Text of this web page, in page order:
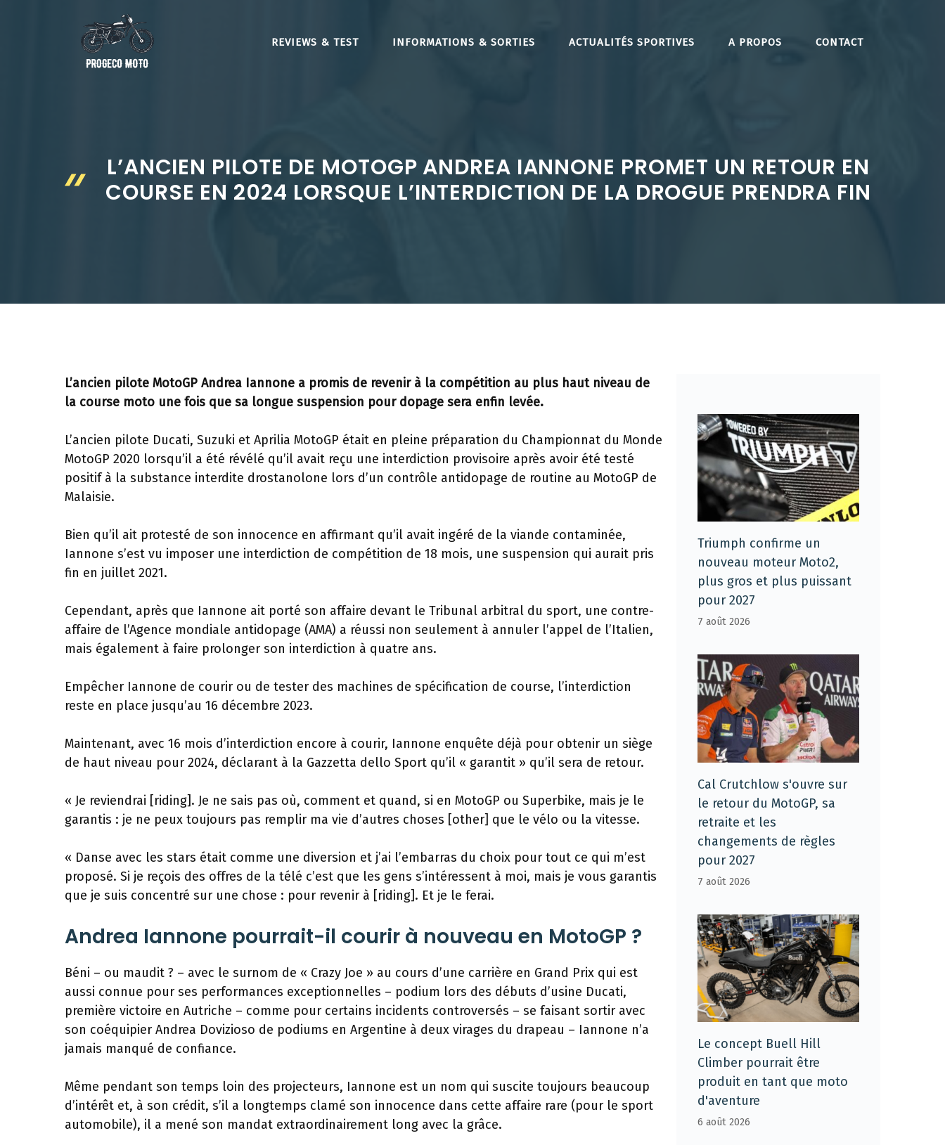
REVIEWS & TEST INFORMATIONS & SORTIES ACTUALITÉS SPORTIVES A PROPOS CONTACT
L’ANCIEN PILOTE DE MOTOGP ANDREA IANNONE PROMET UN RETOUR EN
COURSE EN 2024 LORSQUE L’INTERDICTION DE LA DROGUE PRENDRA FIN
L’ancien pilote MotoGP Andrea Iannone a promis de revenir à la compétition au plus haut niveau de
la course moto une fois que sa longue suspension pour dopage sera enfin levée.
L’ancien pilote Ducati, Suzuki et Aprilia MotoGP était en pleine préparation du Championnat du Monde
MotoGP 2020 lorsqu’il a été révélé qu’il avait reçu une interdiction provisoire après avoir été testé
positif à la substance interdite drostanolone lors d’un contrôle antidopage de routine au MotoGP de
Malaisie.
Bien qu’il ait protesté de son innocence en affirmant qu’il avait ingéré de la viande contaminée,
Iannone s’est vu imposer une interdiction de compétition de 18 mois, une suspension qui aurait pris
fin en juillet 2021.
Cependant, après que Iannone ait porté son affaire devant le Tribunal arbitral du sport, une contre-
affaire de l’Agence mondiale antidopage (AMA) a réussi non seulement à annuler l’appel de l’Italien,
mais également à faire prolonger son interdiction à quatre ans.
Empêcher Iannone de courir ou de tester des machines de spécification de course, l’interdiction
reste en place jusqu’au 16 décembre 2023.
Maintenant, avec 16 mois d’interdiction encore à courir, Iannone enquête déjà pour obtenir un siège
de haut niveau pour 2024, déclarant à la Gazzetta dello Sport qu’il « garantit » qu’il sera de retour.
« Je reviendrai [riding]. Je ne sais pas où, comment et quand, si en MotoGP ou Superbike, mais je le
garantis : je ne peux toujours pas remplir ma vie d’autres choses [other] que le vélo ou la vitesse.
« Danse avec les stars était comme une diversion et j’ai l’embarras du choix pour tout ce qui m’est
proposé. Si je reçois des offres de la télé c’est que les gens s’intéressent à moi, mais je vous garantis
que je suis concentré sur une chose : pour revenir à [riding]. Et je le ferai.
Andrea Iannone pourrait-il courir à nouveau en MotoGP ?
Béni – ou maudit ? – avec le surnom de « Crazy Joe » au cours d’une carrière en Grand Prix qui est
aussi connue pour ses performances exceptionnelles – podium lors des débuts d’usine Ducati,
première victoire en Autriche – comme pour certains incidents controversés – se faisant sortir avec
son coéquipier Andrea Dovizioso de podiums en Argentine à deux virages du drapeau – Iannone n’a
jamais manqué de confiance.
Même pendant son temps loin des projecteurs, Iannone est un nom qui suscite toujours beaucoup
d’intérêt et, à son crédit, s’il a longtemps clamé son innocence dans cette affaire rare (pour le sport
automobile), il a mené son mandat extraordinairement long avec la grâce.
Triumph confirme un
nouveau moteur Moto2,
plus gros et plus puissant
pour 2027
7 août 2026
Cal Crutchlow s'ouvre sur
le retour du MotoGP, sa
retraite et les
changements de règles
pour 2027
7 août 2026
Le concept Buell Hill
Climber pourrait être
produit en tant que moto
d'aventure
6 août 2026